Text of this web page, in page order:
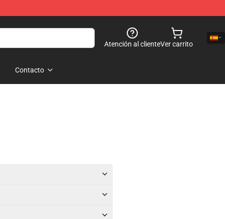
Atención al clienteVer carrito
Contacto